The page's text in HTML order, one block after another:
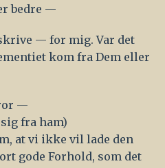
bedre —
— for mig. Var det
kom fra Dem eller
—
fra ham)
at vi ikke vil lade den
gode Forhold, som det